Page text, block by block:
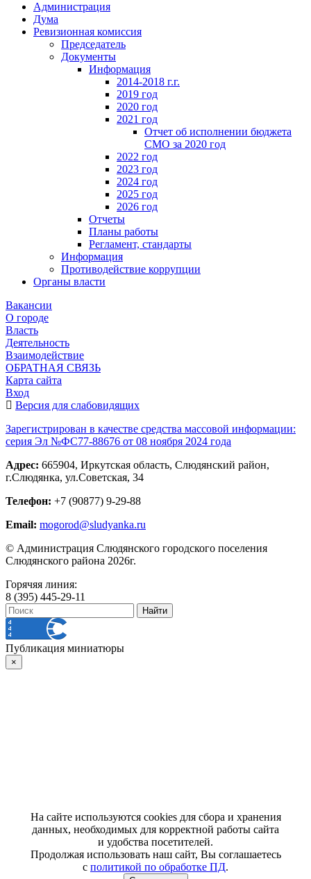
Администрация
Дума
Ревизионная комиссия
Председатель
Документы
Информация
2014-2018 г.г.
2019 год
2020 год
2021 год
Отчет об исполнении бюджета
СМО за 2020 год
2022 год
2023 год
2024 год
2025 год
2026 год
Отчеты
Планы работы
Регламент, стандарты
Информация
Противодействие коррупции
Органы власти
Вакансии
О городе
Власть
Деятельность
Взаимодействие
ОБРАТНАЯ СВЯЗЬ
Карта сайта
Вход
Версия для слабовидящих
Зарегистрирован в качестве средства массовой информации:
серия Эл №ФС77-88676 от 08 ноября 2024 года
Адрес: 665904, Иркутская область, Слюдянский район,
г.Слюдянка, ул.Советская, 34
Телефон: +7 (90877) 9-29-88
Email: mogorod@sludyanka.ru
© Администрация Слюдянского городского поселения
Слюдянского района 2026г.
Горячяя линия:
8 (395) 445-29-11
Публикация миниатюры
×
На сайте используются cookies для сбора и хранения
данных, необходимых для корректной работы сайта
и удобства посетителей.
Продолжая использовать наш сайт, Вы соглашаетесь
с политикой по обработке ПД.